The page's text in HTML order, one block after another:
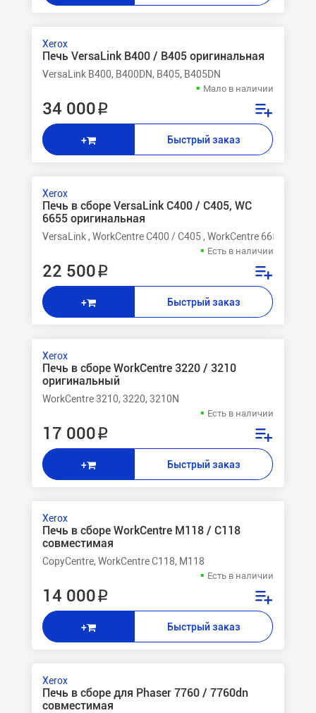
Xerox
Печь VersaLink B400 / B405 оригинальная
VersaLink B400, B400DN, B405, B405DN
Мало в наличии
34 000 ₽
+ Быстрый заказ
Xerox
Печь в сборе VersaLink C400 / C405, WC
6655 оригинальная
VersaLink , WorkCentre C400 / C405 , WorkCentre 6655
Есть в наличии
22 500 ₽
+ Быстрый заказ
Xerox
Печь в сборе WorkCentre 3220 / 3210
оригинальный
WorkCentre 3210, 3220, 3210N
Есть в наличии
17 000 ₽
+ Быстрый заказ
Xerox
Печь в сборе WorkCentre M118 / C118
совместимая
CopyCentre, WorkCentre C118, M118
Есть в наличии
14 000 ₽
+ Быстрый заказ
Xerox
Печь в сборе для Phaser 7760 / 7760dn
совместимая